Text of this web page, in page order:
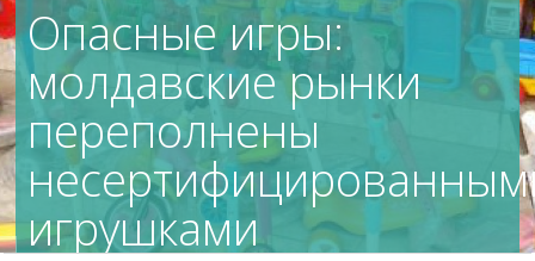
Опасные игры:
молдавские рынки
переполнены
игрушками